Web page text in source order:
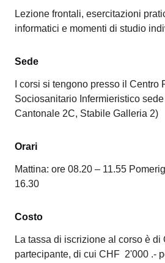
Lezione frontali, esercitazioni
informatici e momenti di studio
Sede
I corsi si tengono presso il Centro
Sociosanitario Infermieristico
Cantonale 2C, Stabile Galleria 2)
Orari
Mattina: ore 08.20 – 11.55
16.30
Costo
La tassa di iscrizione al corso è di
partecipante, di cui CHF 2'000 .-